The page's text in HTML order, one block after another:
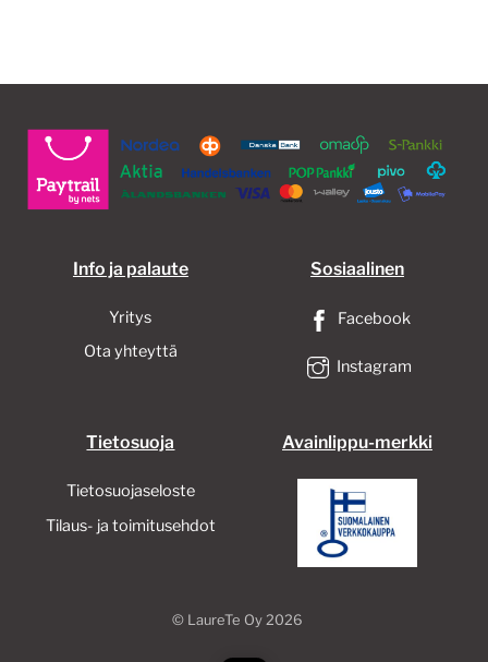
Info ja palaute
Yritys
Ota yhteyttä
Sosiaalinen
Facebook
Instagram
Tietosuoja
Tietosuojaseloste
Tilaus- ja toimitusehdot
Avainlippu-merkki
© LaureTe Oy2026